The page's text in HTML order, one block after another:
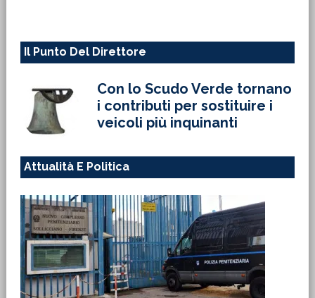
Il Punto Del Direttore
Con lo Scudo Verde tornano
i contributi per sostituire i
veicoli più inquinanti
Attualità E Politica